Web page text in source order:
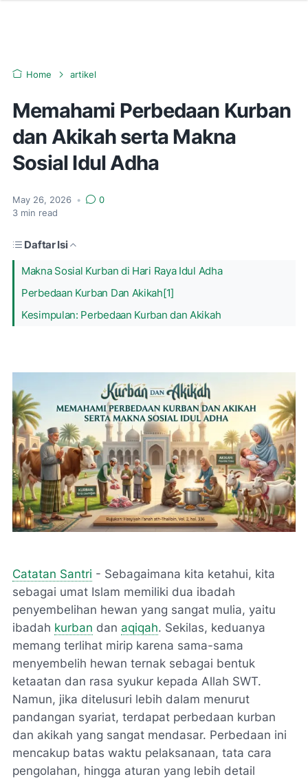
Home artikel
Memahami Perbedaan Kurban
dan Akikah serta Makna
Sosial Idul Adha
May 26, 2026 •
0
3 min read
Daftar Isi
Makna Sosial Kurban di Hari Raya Idul Adha
Perbedaan Kurban Dan Akikah[1]
Kesimpulan: Perbedaan Kurban dan Akikah
Catatan Santri - Sebagaimana kita ketahui, kita
sebagai umat Islam memiliki dua ibadah
penyembelihan hewan yang sangat mulia, yaitu
ibadah kurban dan aqiqah. Sekilas, keduanya
memang terlihat mirip karena sama-sama
menyembelih hewan ternak sebagai bentuk
ketaatan dan rasa syukur kepada Allah SWT.
Namun, jika ditelusuri lebih dalam menurut
pandangan syariat, terdapat perbedaan kurban
dan akikah yang sangat mendasar. Perbedaan ini
mencakup batas waktu pelaksanaan, tata cara
pengolahan, hingga aturan yang lebih detail